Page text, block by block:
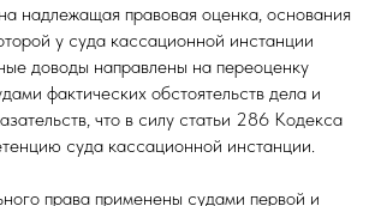
надлежащая правовая оценка, основания
у суда кассационной инстанции
доводы направлены на переоценку
фактических обстоятельств дела и
что в силу статьи 286 Кодекса
суда кассационной инстанции.
права применены судами первой и